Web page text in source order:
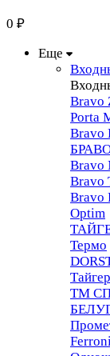
0 ₽
Еще
Bravo
Porta
Bravo
Bravo
Bravo
Bravo
Optim
Термо
Тайгер
ТМ